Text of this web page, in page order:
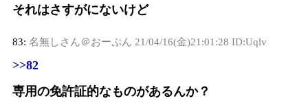
それはさすがにないけど
83: 名無しさん＠おーぷん 21/04/16(金)21:01:28 ID:Uqlv
>>82
専用の免許証的なものがあるんか？